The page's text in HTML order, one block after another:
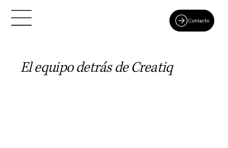
Contacto
El equipo detrás de Creatiq